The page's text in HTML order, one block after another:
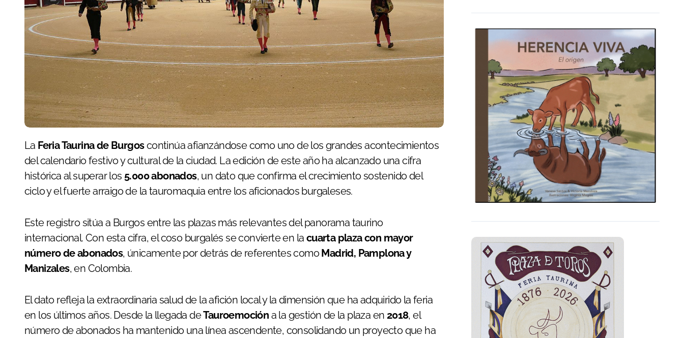
La Feria Taurina de Burgoscontinúa afianzándose como uno de los grandes acontecimientos
del calendario festivo y cultural de la ciudad. La edición de este año ha alcanzado una cifra
histórica al superar los 5.000 abonados, un dato que confirma el crecimiento sostenido del
ciclo y el fuerte arraigo de la tauromaquia entre los aficionados burgaleses.
Este registro sitúa a Burgos entre las plazas más relevantes del panorama taurino
internacional. Con esta cifra, el coso burgalés se convierte en la cuarta plaza con mayor
número de abonados, únicamente por detrás de referentes comoMadrid, Pamplona y
Manizales, en Colombia.
El dato refleja la extraordinaria salud de la afición local y la dimensión que ha adquirido la feria
en los últimos años. Desde la llegada deTauroemoción a la gestión de la plaza en 2018, el
número de abonados ha mantenido una línea ascendente, consolidando un proyecto que ha